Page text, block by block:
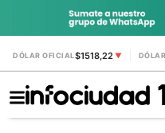
DÓLAR OFICIAL$1518,22 ▼